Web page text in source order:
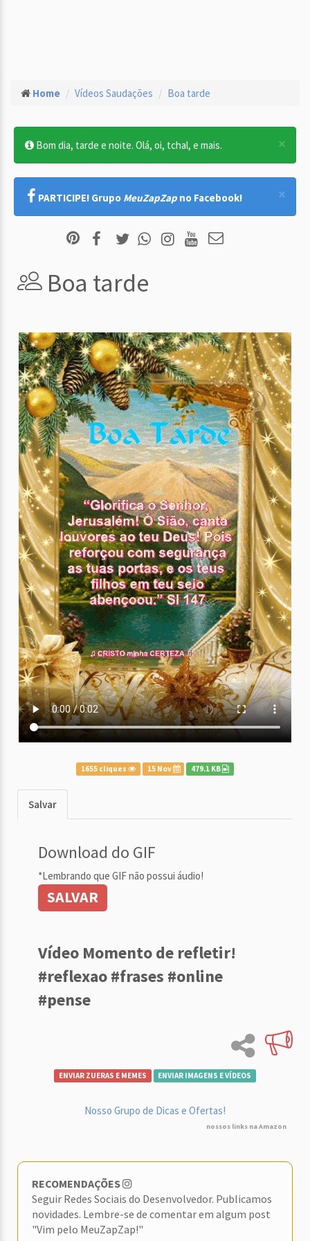
Home Vídeos Saudações Boa tarde
×
Bom dia, tarde e noite. Olá, oi, tchal, e mais.
×
PARTICIPE! Grupo MeuZapZap no Facebook!
Boa tarde
1655 cliques 15 Nov 479.1 KB
Salvar
Download do GIF
*Lembrando que GIF não possui áudio!
SALVAR
Vídeo Momento de refletir!
#reflexao #frases #online
#pense
ENVIAR ZUERAS E MEMES ENVIAR IMAGENS E VÍDEOS
Nosso Grupo de Dicas e Ofertas!
nossos links na Amazon
RECOMENDAÇÕES
Seguir Redes Sociais do Desenvolvedor. Publicamos
novidades. Lembre-se de comentar em algum post
"Vim pelo MeuZapZap!"